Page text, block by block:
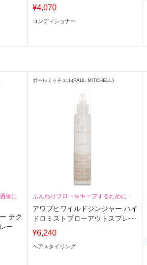
¥4,070
コンディショナー
落に
テク
ー
ポールミッチェル(PAUL MITCHELL)
ふんわりブローをキープするために！
アワプヒワイルドジンジャー ハイ
ドロミストブローアウトスプレー
¥6,240
ヘアスタイリング